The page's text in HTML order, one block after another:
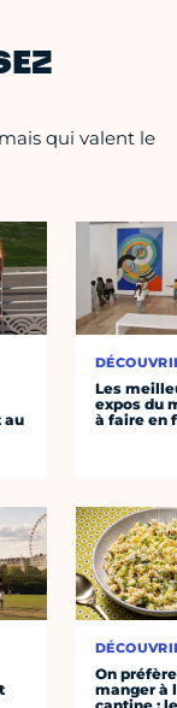
qui valent le
au
Les
expos du
à faire en
On préfère
manger à